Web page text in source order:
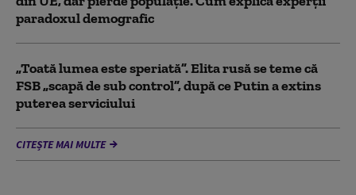
paradoxul demografic
„Toată lumea este speriată”. Elita rusă se teme că
FSB „scapă de sub control”, după ce Putin a extins
puterea serviciului
CITEȘTE MAI MULTE